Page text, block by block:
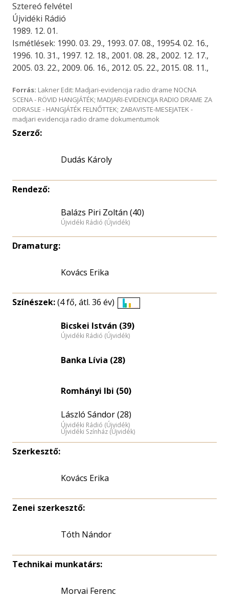
Sztereó felvétel
Újvidéki Rádió
1989. 12. 01.
Ismétlések: 1990. 03. 29., 1993. 07. 08., 19954. 02. 16.,
1996. 10. 31., 1997. 12. 18., 2001. 08. 28., 2002. 12. 17.,
2005. 03. 22., 2009. 06. 16., 2012. 05. 22., 2015. 08. 11.,
Forrás: Lakner Edit: Madjari-evidencija radio drame NOCNA
SCENA - RÖVID HANGJÁTÉK; MADJARI-EVIDENCIJA RADIO DRAME ZA
ODRASLE - HANGJÁTÉK FELNŐTTEK; ZABAVISTE-MESEJATEK -
madjari evidencija radio drame dokumentumok
Szerző:
Dudás Károly
Rendező:
Balázs Piri Zoltán (40)
Újvidéki Rádió (Újvidék)
Dramaturg:
Kovács Erika
Színészek:(4 fő, átl. 36 év)
eloszlás
nagyítása
Bicskei István (39)
Újvidéki Rádió (Újvidék)
Banka Lívia (28)
Romhányi Ibi (50)
László Sándor (28)
Újvidéki Rádió (Újvidék)
Újvidéki Színház (Újvidék)
Szerkesztő:
Kovács Erika
Zenei szerkesztő:
Tóth Nándor
Technikai munkatárs:
Morvai Ferenc